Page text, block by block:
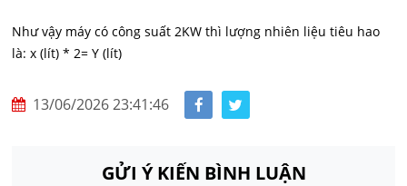
Như vậy máy có công suất 2KW thì lượng nhiên liệu tiêu hao
là: x (lít) * 2= Y (lít)
13/06/2026 23:41:46
GỬI Ý KIẾN BÌNH LUẬN